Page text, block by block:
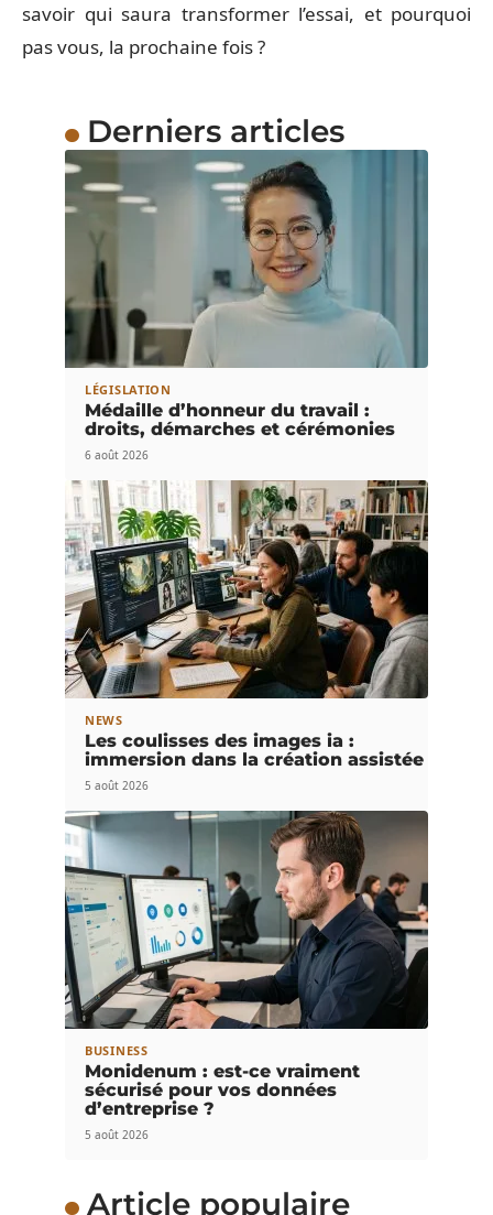
savoir qui saura transformer l’essai, et pourquoi
pas vous, la prochaine fois ?
Derniers articles
LÉGISLATION
Médaille d’honneur du travail :
droits, démarches et cérémonies
6 août 2026
NEWS
Les coulisses des images ia :
immersion dans la création assistée
5 août 2026
BUSINESS
Monidenum : est-ce vraiment
sécurisé pour vos données
d’entreprise ?
5 août 2026
Article populaire